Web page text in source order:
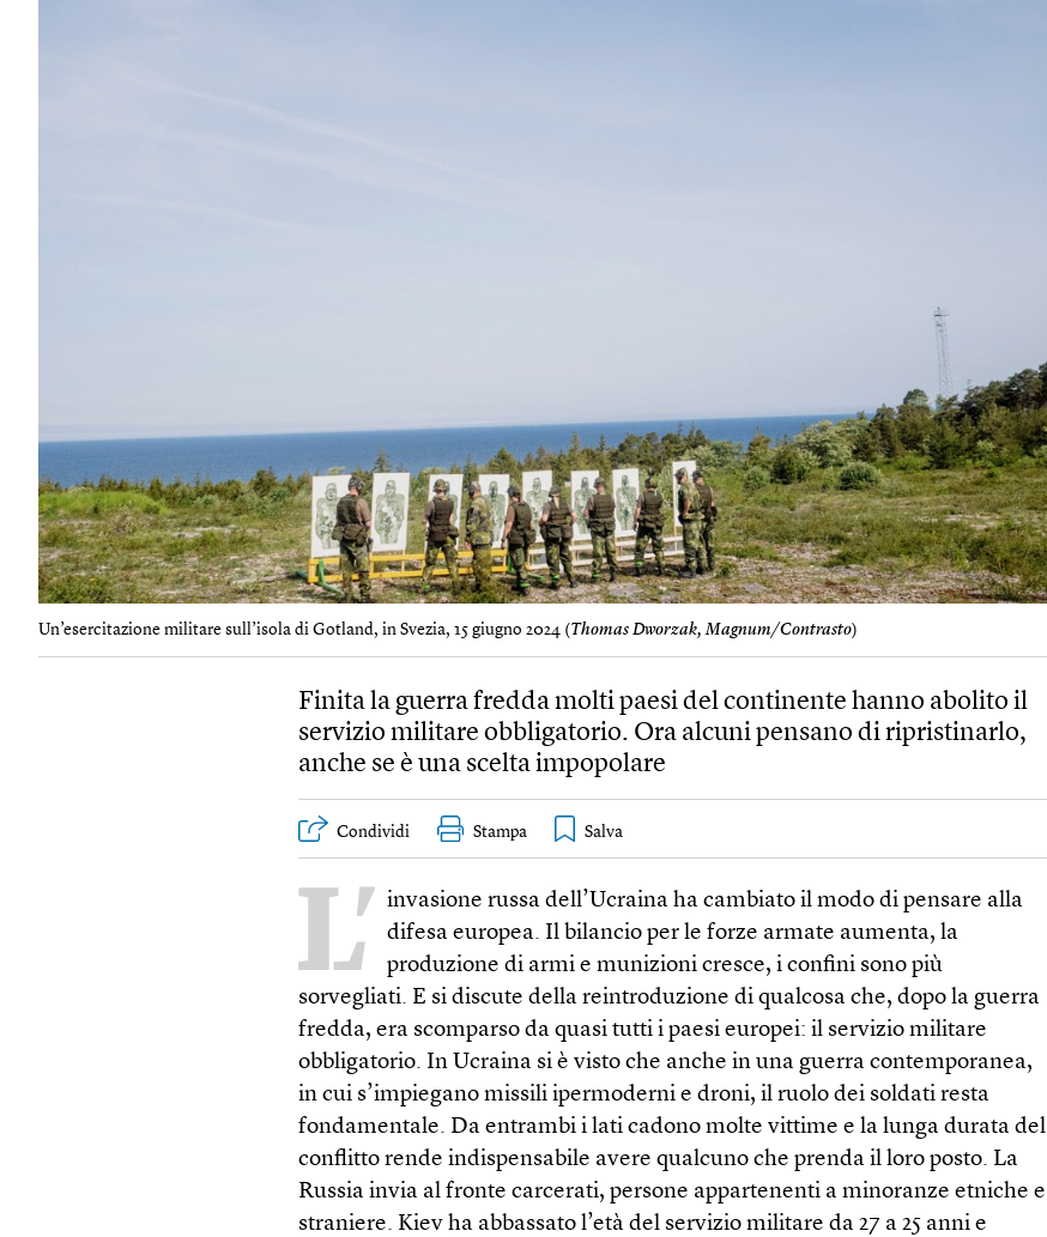
Un’esercitazione militare sull’isola di Gotland, in Svezia, 15 giugno 2024 (Thomas Dworzak, Magnum/Contrasto)
Finita la guerra fredda molti paesi del continente hanno abolito il
servizio militare obbligatorio. Ora alcuni pensano di ripristinarlo,
anche se è una scelta impopolare
Condividi Stampa
L’ invasione russa dell’Ucraina ha cambiato il modo di pensare alla
difesa europea. Il bilancio per le forze armate aumenta, la
produzione di armi e munizioni cresce, i confini sono più
sorvegliati. E si discute della reintroduzione di qualcosa che, dopo la guerra
fredda, era scomparso da quasi tutti i paesi europei: il servizio militare
obbligatorio. In Ucraina si è visto che anche in una guerra contemporanea,
in cui s’impiegano missili ipermoderni e droni, il ruolo dei soldati resta
fondamentale. Da entrambi i lati cadono molte vittime e la lunga durata del
conflitto rende indispensabile avere qualcuno che prenda il loro posto. La
Russia invia al fronte carcerati, persone appartenenti a minoranze etniche e
straniere. Kiev ha abbassato l’età del servizio militare da 27 a 25 anni e